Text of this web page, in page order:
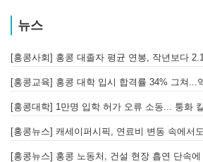
뉴스
[홍콩교육] 홍콩 대학 입시 합격률 34% 그쳐...
[홍콩대학] 1만명 입학 허가 오류 소동... 퉁화
[홍콩뉴스] 홍콩 노동처, 건설 현장 흡연 단속